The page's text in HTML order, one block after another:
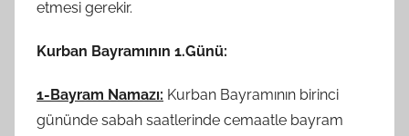
etmesi gerekir.
Kurban Bayramının 1.Günü:
1-Bayram Namazı: Kurban Bayramının birinci
gününde sabah saatlerinde cemaatle bayram